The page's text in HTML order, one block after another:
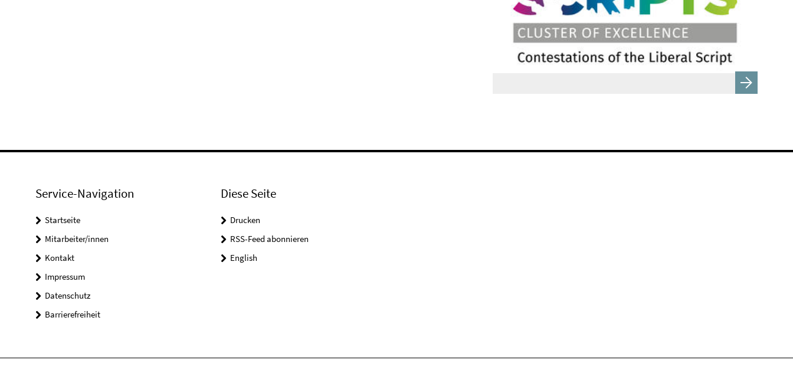
Service-Navigation
Startseite
Mitarbeiter/innen
Kontakt
Impressum
Datenschutz
Barrierefreiheit
Diese Seite
Drucken
RSS-Feed abonnieren
English